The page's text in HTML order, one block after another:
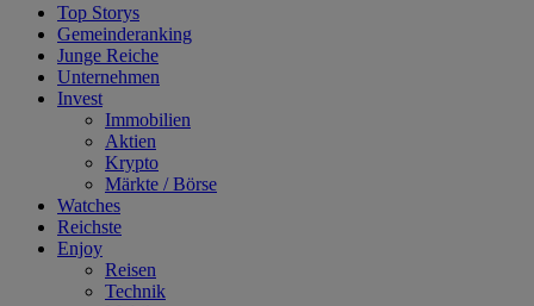
Top Storys
Gemeinderanking
Junge Reiche
Unternehmen
Invest
Immobilien
Aktien
Krypto
Märkte / Börse
Watches
Reichste
Enjoy
Reisen
Technik